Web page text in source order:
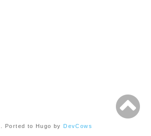
. Ported to Hugo by DevCows